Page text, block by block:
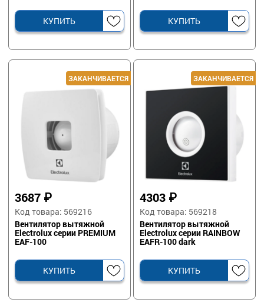
КУПИТЬ КУПИТЬ
3687 ₽
Код товара: 569216
Вентилятор вытяжной
Electrolux серии PREMIUM
EAF-100
КУПИТЬ
4303 ₽
Код товара: 569218
Вентилятор вытяжной
Electrolux серии RAINBOW
EAFR-100 dark
КУПИТЬ